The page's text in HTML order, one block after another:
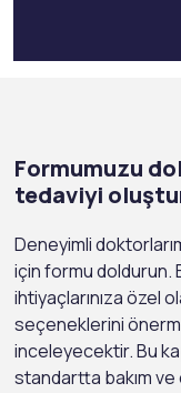
Formumuzu
tedaviyi
Deneyimli
için formu doldurun.
ihtiyaçlarınıza özel
seçeneklerini
inceleyecektir. Bu
standartta bakım ve